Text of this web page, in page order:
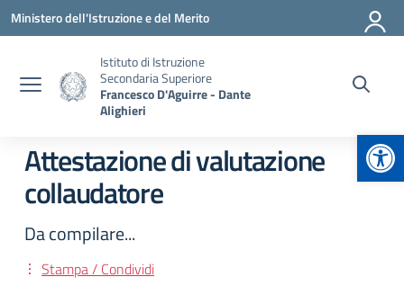
Vai ai contenuti
Vai al menu di navigazione
Vai al footer
Ministero dell'Istruzione e del Merito
Istituto di Istruzione
Secondaria Superiore
Francesco D'Aguirre - Dante
Alighieri
Attestazione di valutazione
collaudatore
Da compilare...
Stampa / Condividi